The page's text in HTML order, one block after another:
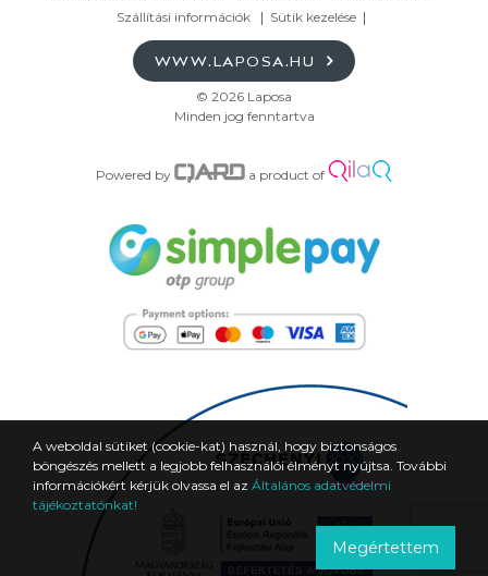
Szállítási információk
Sütik kezelése
WWW.LAPOSA.HU
© 2026 Laposa
Minden jog fenntartva
Powered by a product of
A weboldal sütiket (cookie-kat) használ, hogy biztonságos
böngészés mellett a legjobb felhasználói élményt nyújtsa. További
információkért kérjük olvassa el az Általános adatvédelmi
tájékoztatónkat!
Megértettem